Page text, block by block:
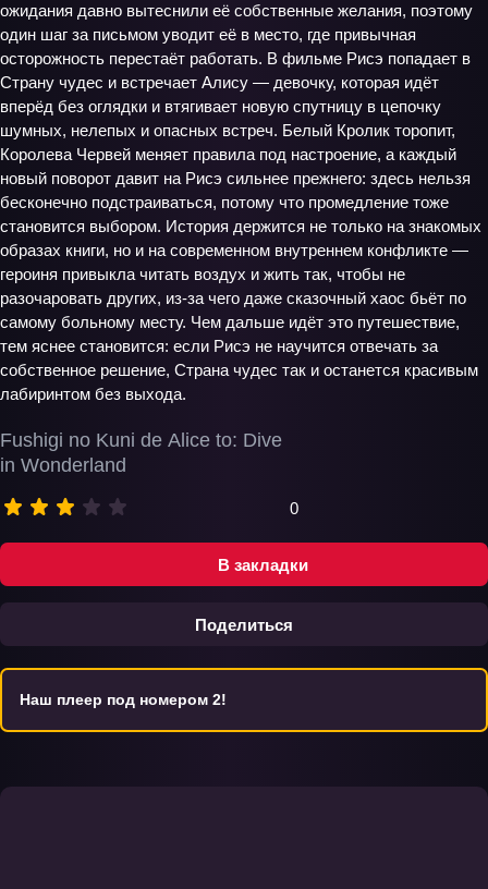
В закладки
Поделиться
Fushigi no Kuni de Alice to: Dive
in Wonderland
0
ожидания давно вытеснили её собственные желания, поэтому
один шаг за письмом уводит её в место, где привычная
осторожность перестаёт работать. В фильме Рисэ попадает в
Страну чудес и встречает Алису — девочку, которая идёт
вперёд без оглядки и втягивает новую спутницу в цепочку
шумных, нелепых и опасных встреч. Белый Кролик торопит,
Королева Червей меняет правила под настроение, а каждый
новый поворот давит на Рисэ сильнее прежнего: здесь нельзя
бесконечно подстраиваться, потому что промедление тоже
становится выбором. История держится не только на знакомых
образах книги, но и на современном внутреннем конфликте —
героиня привыкла читать воздух и жить так, чтобы не
разочаровать других, из‑за чего даже сказочный хаос бьёт по
самому больному месту. Чем дальше идёт это путешествие,
тем яснее становится: если Рисэ не научится отвечать за
собственное решение, Страна чудес так и останется красивым
лабиринтом без выхода.
Наш плеер под номером 2!